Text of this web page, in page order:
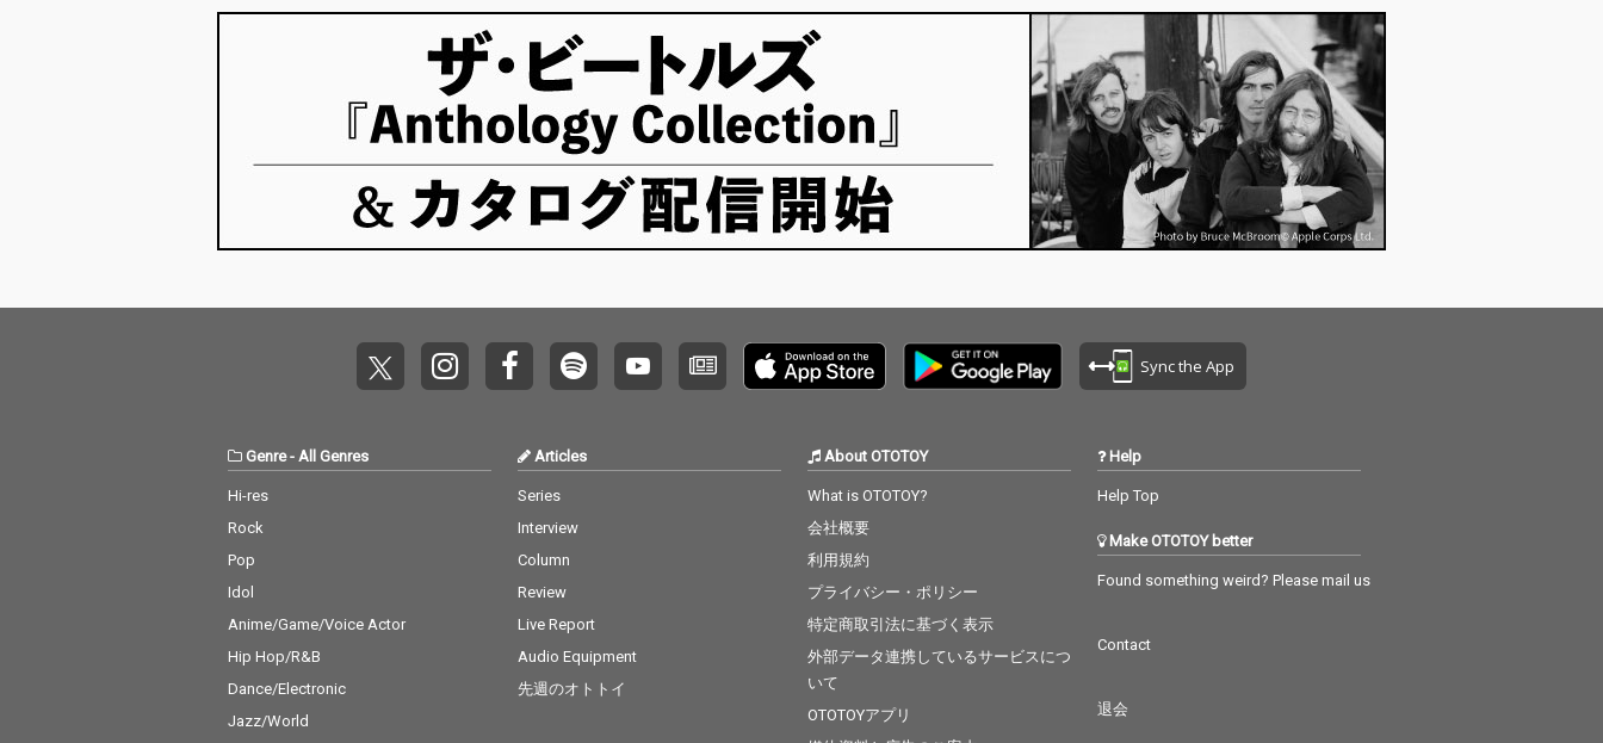
e alt-disco, and boogi
an understated matur
e male vocal capture
both the freedom of t
he open road and the
quiet weight of adulth
ood. A natural fit for W
s.
e alt-disco, and boogi
e soul. A lean basslin
e, warm electric piano,
subtle wah guitar, and
an understated matur
e male vocal capture
both the freedom of t
he open road and the
quiet weight of adulth
ood. A natural fit for W
s.
れのドライブや港の景
色、仕事を終えたあと
の穏やかな時間を表現
しています。クラシッ
クなJapanese City Pop
への敬意を残しなが
ら、現代的なサウンド
で、何気ない日常の中
にある自由や安らぎを
描いた一曲です。
ジ色に染まる街並みを
眺めながら、ふとこれ
はない。それでも、笑
った日も迷った日も、
遠回りした時間さえも
今の自分をつくってい
る。沈みゆく夕陽の向
こうに、少しだけ未来
いな」と静かに思え
を描いた一曲です。
Sync the App
Genre- All Genres
Hi-res
Rock
Pop
Idol
Anime/Game/Voice Actor
Hip Hop/R&B
Dance/Electronic
Jazz/World
Articles
Series
Interview
Column
Review
Live Report
Audio Equipment
先週のオトトイ
About OTOTOY
What is OTOTOY?
会社概要
利用規約
プライバシー・ポリシー
特定商取引法に基づく表示
外部データ連携しているサービスにつ
いて
OTOTOYアプリ
Help
Help Top
Make OTOTOY better
Found something weird? Please mail us
Contact
退会